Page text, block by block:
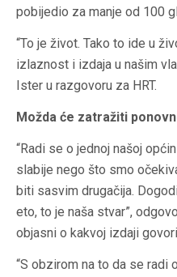
pobijedio za manje od 100
“To je život. Tako to ide u
izlaznost i izdaja u našim
Ister u razgovoru za HRT.
Možda će zatražiti
“Radi se o jednoj našoj
slabije nego što smo
biti sasvim drugačija.
eto, to je naša stvar”,
objasni o kakvoj izdaji
“S obzirom na to da se radi